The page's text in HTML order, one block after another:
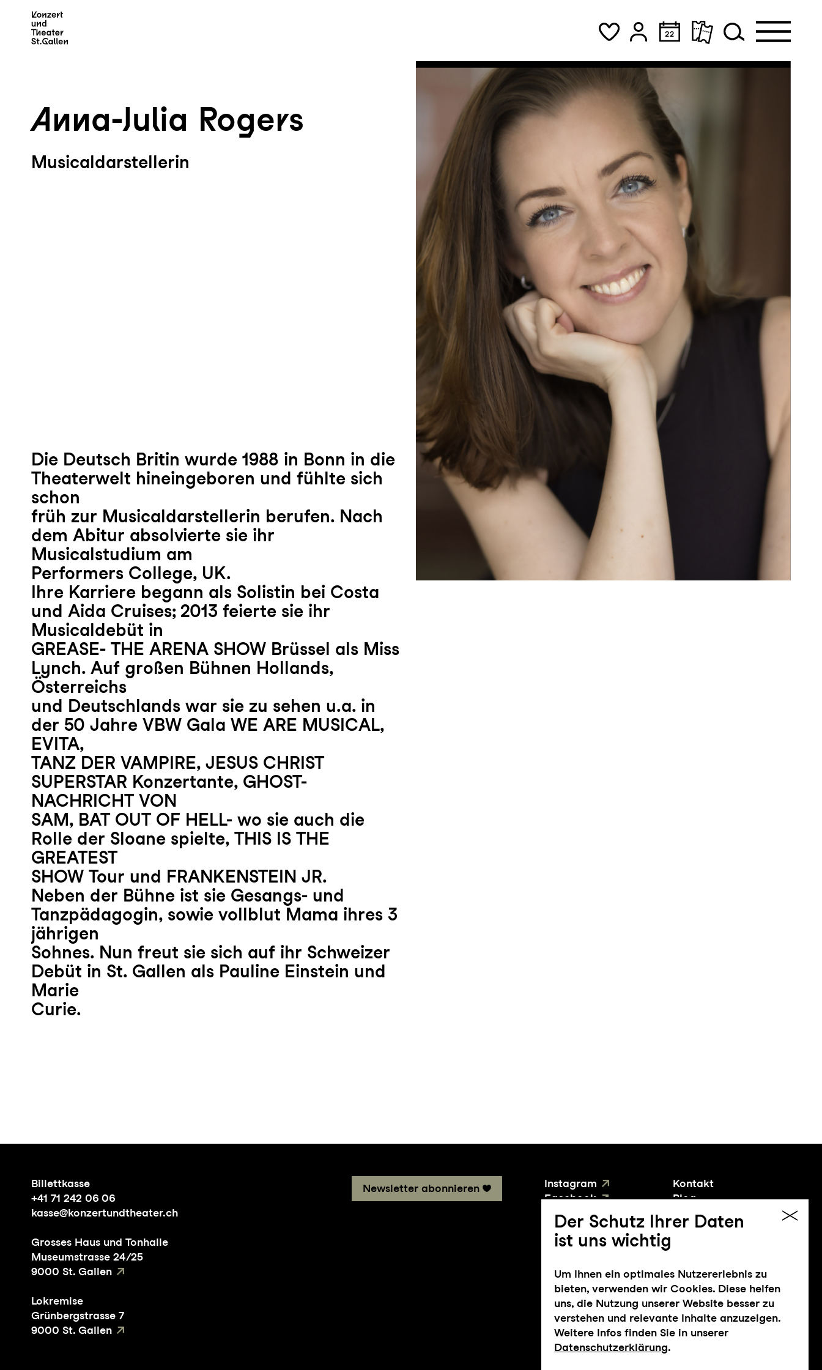
Anna-Julia Rogers
Musicaldarstellerin
Die Deutsch Britin wurde 1988 in Bonn in die
Theaterwelt hineingeboren und fühlte sich
schon
früh zur Musicaldarstellerin berufen. Nach
dem Abitur absolvierte sie ihr
Musicalstudium am
Performers College, UK.
Ihre Karriere begann als Solistin bei Costa
und Aida Cruises; 2013 feierte sie ihr
Musicaldebüt in
GREASE- THE ARENA SHOW Brüssel als Miss
Lynch. Auf großen Bühnen Hollands,
Österreichs
und Deutschlands war sie zu sehen u.a. in
der 50 Jahre VBW Gala WE ARE MUSICAL,
EVITA,
TANZ DER VAMPIRE, JESUS CHRIST
SUPERSTAR Konzertante, GHOST-
NACHRICHT VON
SAM, BAT OUT OF HELL- wo sie auch die
Rolle der Sloane spielte, THIS IS THE
GREATEST
SHOW Tour und FRANKENSTEIN JR.
Neben der Bühne ist sie Gesangs- und
Tanzpädagogin, sowie vollblut Mama ihres 3
jährigen
Sohnes. Nun freut sie sich auf ihr Schweizer
Debüt in St. Gallen als Pauline Einstein und
Marie
Curie.
Billettkasse
+41 71 242 06 06
kasse@konzertundtheater.ch
Grosses Haus und Tonhalle
Museumstrasse 24/25
9000 St. Gallen
Lokremise
Grünbergstrasse 7
9000 St. Gallen
Newsletter abonnieren
Instagram
Facebook
YouTube
Kontakt
Blog
Presse
Der Schutz Ihrer Daten
ist uns wichtig
Um Ihnen ein optimales Nutzererlebnis zu
bieten, verwenden wir Cookies. Diese helfen
uns, die Nutzung unserer Website besser zu
verstehen und relevante Inhalte anzuzeigen.
Weitere Infos finden Sie in unserer
Datenschutzerklärung.